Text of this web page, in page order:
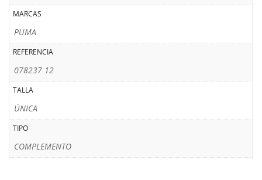
MARCAS
PUMA
REFERENCIA
078237 12
TALLA
ÚNICA
TIPO
COMPLEMENTO